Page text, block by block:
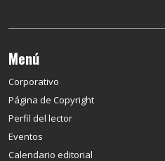
Menú
Corporativo
Página de Copyright
Perfil del lector
Eventos
Calendario editorial